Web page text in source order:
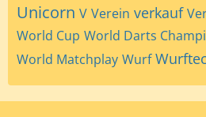
Unicorn V Verein verkauf
World Cup World Darts
World Matchplay Wurf